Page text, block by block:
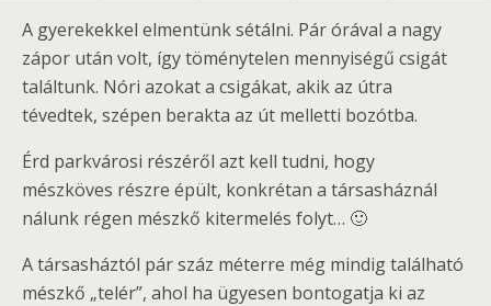
A gyerekekkel elmentünk sétálni. Pár órával a nagy
zápor után volt, így töménytelen mennyiségű csigát
találtunk. Nóri azokat a csigákat, akik az útra
tévedtek, szépen berakta az út melletti bozótba.
Érd parkvárosi részéről azt kell tudni, hogy
mészköves részre épült, konkrétan a társasháznál
nálunk régen mészkő kitermelés folyt… 🙂
A társasháztól pár száz méterre még mindig található
mészkő „telér”, ahol ha ügyesen bontogatja ki az